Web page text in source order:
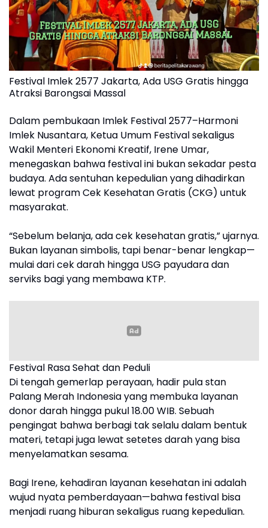
Festival Imlek 2577 Jakarta, Ada USG Gratis hingga
Atraksi Barongsai Massal
Dalam pembukaan Imlek Festival 2577–Harmoni
Imlek Nusantara, Ketua Umum Festival sekaligus
Wakil Menteri Ekonomi Kreatif, Irene Umar,
menegaskan bahwa festival ini bukan sekadar pesta
budaya. Ada sentuhan kepedulian yang dihadirkan
lewat program Cek Kesehatan Gratis (CKG) untuk
masyarakat.
“Sebelum belanja, ada cek kesehatan gratis,” ujarnya.
Bukan layanan simbolis, tapi benar-benar lengkap—
mulai dari cek darah hingga USG payudara dan
serviks bagi yang membawa KTP.
Festival Rasa Sehat dan Peduli
Di tengah gemerlap perayaan, hadir pula stan
Palang Merah Indonesia yang membuka layanan
donor darah hingga pukul 18.00 WIB. Sebuah
pengingat bahwa berbagi tak selalu dalam bentuk
materi, tetapi juga lewat setetes darah yang bisa
menyelamatkan sesama.
Bagi Irene, kehadiran layanan kesehatan ini adalah
wujud nyata pemberdayaan—bahwa festival bisa
menjadi ruang hiburan sekaligus ruang kepedulian.